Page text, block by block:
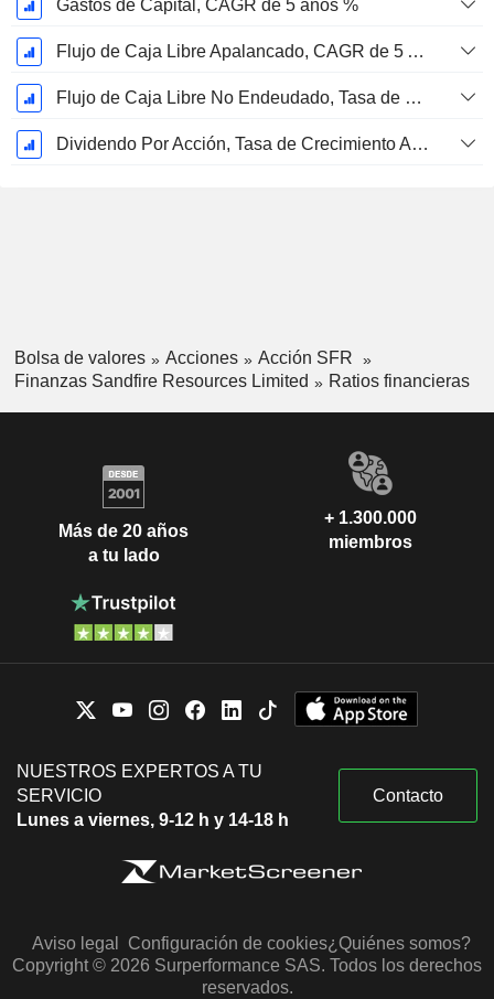
Gastos de Capital, CAGR de 5 años %
Flujo de Caja Libre Apalancado, CAGR de 5 Años %
Flujo de Caja Libre No Endeudado, Tasa de Crecimiento Anual Compuesto de 5 Años %
Dividendo Por Acción, Tasa de Crecimiento Anual Compuesto de 5 Años %
Bolsa de valores Acciones
Acción SFR
Finanzas Sandfire Resources Limited
Ratios financieras
Más de 20 años
a tu lado
+ 1.300.000
miembros
NUESTROS EXPERTOS A TU
SERVICIO
Lunes a viernes, 9-12 h y 14-18 h
Contacto
Aviso legal Configuración de cookies¿Quiénes somos?
Copyright © 2026 Surperformance SAS. Todos los derechos
reservados.